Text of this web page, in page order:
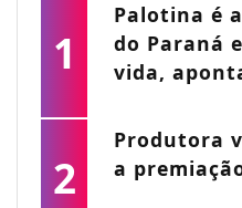
1
Palotina é
do Paraná
vida,
2
Produtora
a